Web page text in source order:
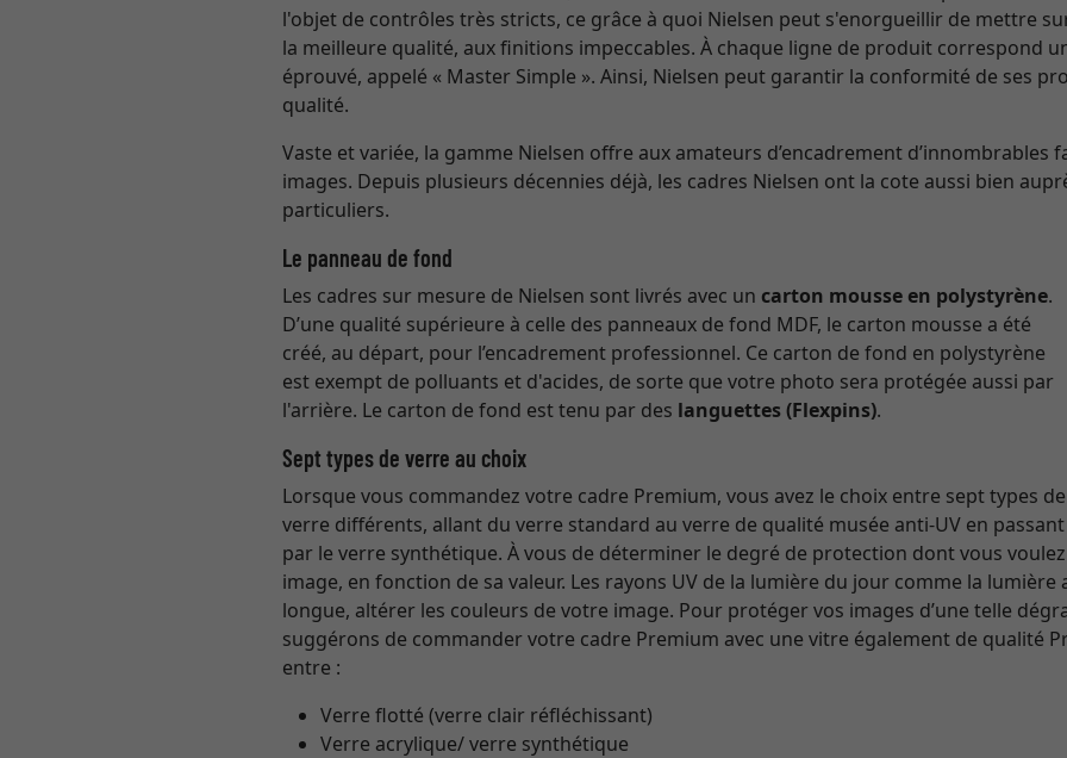
l'objet de contrôles très stricts, ce grâce à quoi Nielsen peut s'enorgueillir de mettre
la meilleure qualité, aux finitions impeccables. À chaque ligne de produit correspond
éprouvé, appelé « Master Simple ». Ainsi, Nielsen peut garantir la conformité de ses
qualité.
Vaste et variée, la gamme Nielsen offre aux amateurs d’encadrement d’innombrables
images. Depuis plusieurs décennies déjà, les cadres Nielsen ont la cote aussi bien
particuliers.
Le panneau de fond
Les cadres sur mesure de Nielsen sont livrés avec un carton mousse en polystyrène.
D’une qualité supérieure à celle des panneaux de fond MDF, le carton mousse a été
créé, au départ, pour l’encadrement professionnel. Ce carton de fond en polystyrène
est exempt de polluants et d'acides, de sorte que votre photo sera protégée aussi par
l'arrière. Le carton de fond est tenu par des languettes (Flexpins).
Sept types de verre au choix
Lorsque vous commandez votre cadre Premium, vous avez le choix entre sept types de
verre différents, allant du verre standard au verre de qualité musée anti-UV en passant
par le verre synthétique. À vous de déterminer le degré de protection dont vous
image, en fonction de sa valeur. Les rayons UV de la lumière du jour comme la
longue, altérer les couleurs de votre image. Pour protéger vos images d’une telle
suggérons de commander votre cadre Premium avec une vitre également de qualité
entre :
Verre flotté (verre clair réfléchissant)
Verre acrylique/ verre synthétique